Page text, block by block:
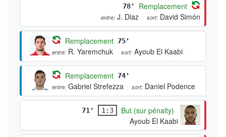
78' Remplacement
entre: J. Diaz sort: David Simón
Remplacement 75'
entre: R. Yaremchuk sort: Ayoub El Kaabi
Remplacement 74'
entre: Gabriel Strefezza sort: Daniel Podence
71' 1:3
But (sur pénalty)
Ayoub El Kaabi